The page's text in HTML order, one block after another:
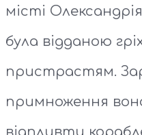
місті
була відданою
пристрастям.
примноження